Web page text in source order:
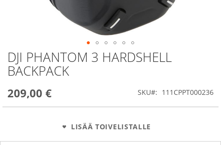
DJI PHANTOM 3 HARDSHELL
BACKPACK
209,00 € SKU 111CPPT000236
LISÄÄ TOIVELISTALLE
Skip
to
the
of
images